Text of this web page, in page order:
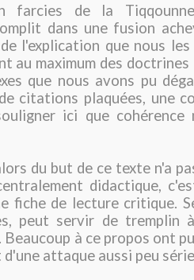
farcies de la
dans une fusion
l'explication que nous
au maximum des
que nous avons pu
citations plaquées, une
ici que cohérence
du but de ce texte n'a
didactique,
fiche de lecture critique.
peut servir de tremplin
à ce propos ont
attaque aussi peu